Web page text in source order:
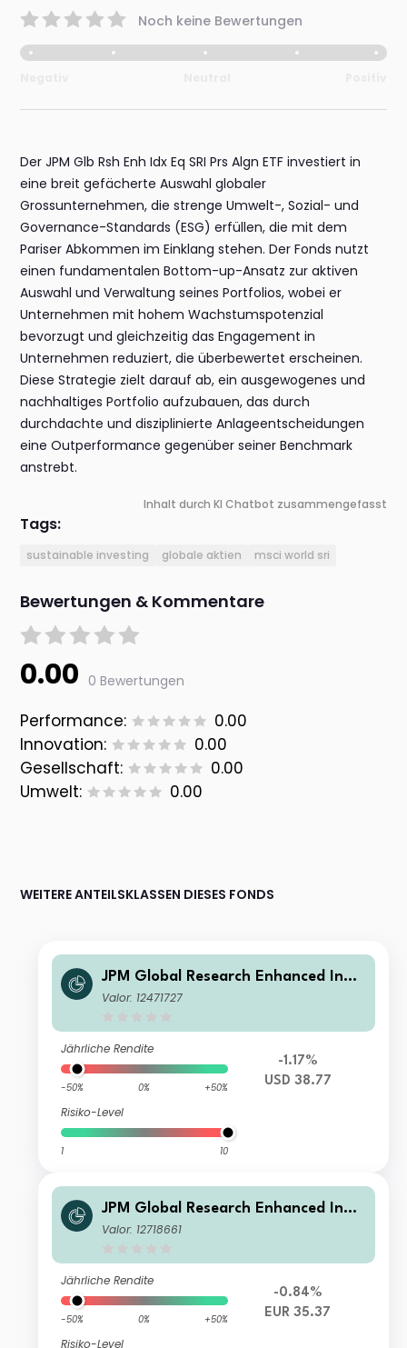
Noch keine Bewertungen
Der JPM Glb Rsh Enh Idx Eq SRI Prs Algn ETF investiert in
eine breit gefächerte Auswahl globaler
Grossunternehmen, die strenge Umwelt-, Sozial- und
Governance-Standards (ESG) erfüllen, die mit dem
Pariser Abkommen im Einklang stehen. Der Fonds nutzt
einen fundamentalen Bottom-up-Ansatz zur aktiven
Auswahl und Verwaltung seines Portfolios, wobei er
Unternehmen mit hohem Wachstumspotenzial
bevorzugt und gleichzeitig das Engagement in
Unternehmen reduziert, die überbewertet erscheinen.
Diese Strategie zielt darauf ab, ein ausgewogenes und
nachhaltiges Portfolio aufzubauen, das durch
durchdachte und disziplinierte Anlageentscheidungen
eine Outperformance gegenüber seiner Benchmark
anstrebt.
Inhalt durch KI Chatbot zusammengefasst
Tags:
sustainable investing globale aktien msci world sri
Bewertungen & Kommentare
0.00 0 Bewertungen
Performance:
0.00
Innovation:
0.00
Gesellschaft:
0.00
Umwelt:
0.00
WEITERE ANTEILSKLASSEN DIESES FONDS
JPM Global Research Enhanced Inde
x Equity SRI Paris Aligned Active UCI
Valor: 12471727
Jährliche Rendite
-50% 0% +50%
Risiko-Level
1 10
-1.17%
USD 38.77
JPM Global Research Enhanced Inde
x Equity SRI Paris Aligned Active UCI
Valor: 12718661
Jährliche Rendite
-50% 0% +50%
Risiko-Level
-0.84%
EUR 35.37